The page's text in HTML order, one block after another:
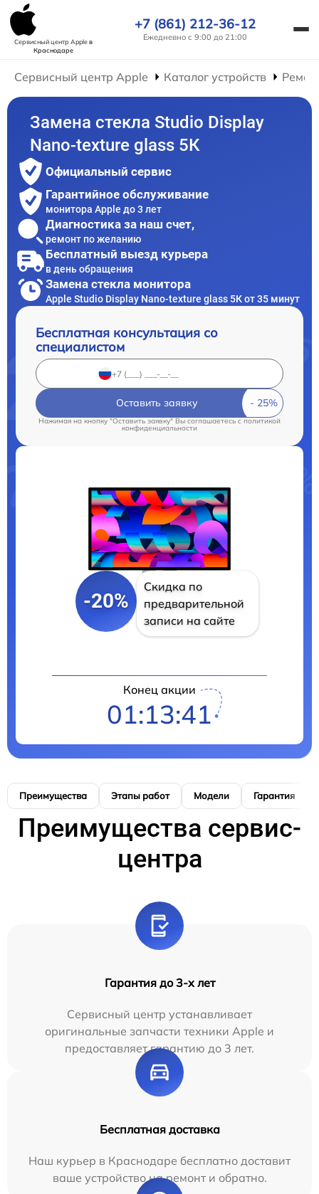
Сервисный центр Appleв
Краснодаре
+7 (861) 212-36-12
Ежедневно с 9:00 до 21:00
Сервисный центр Apple Каталог устройств
Замена стекла Studio Display
Nano-texture glass 5К
Официальный сервис
Гарантийное обслуживание
монитора Apple до 3 лет
Диагностика за наш счет,
ремонт по желанию
Бесплатный выезд курьера
в день обращения
Замена стекла монитора
Apple Studio Display Nano-texture glass 5К от 35 минут
Бесплатная консультация со
специалистом
Оставить заявку
Нажимая на кнопку "Оставить заявку" Вы соглашаетесь cполитикой
конфиденциальности
-20%
Скидка по
предварительной
записи на сайте
Конец акции
01:13:40
Преимущества Этапы работ Модели Гарантия
Преимущества сервис-
центра
Гарантия до 3-х лет
Сервисный центр устанавливает
оригинальные запчасти техники Apple и
предоставляет гарантию до 3 лет.
Бесплатная доставка
Наш курьер в Краснодаре бесплатно доставит
ваше устройство на ремонт и обратно.